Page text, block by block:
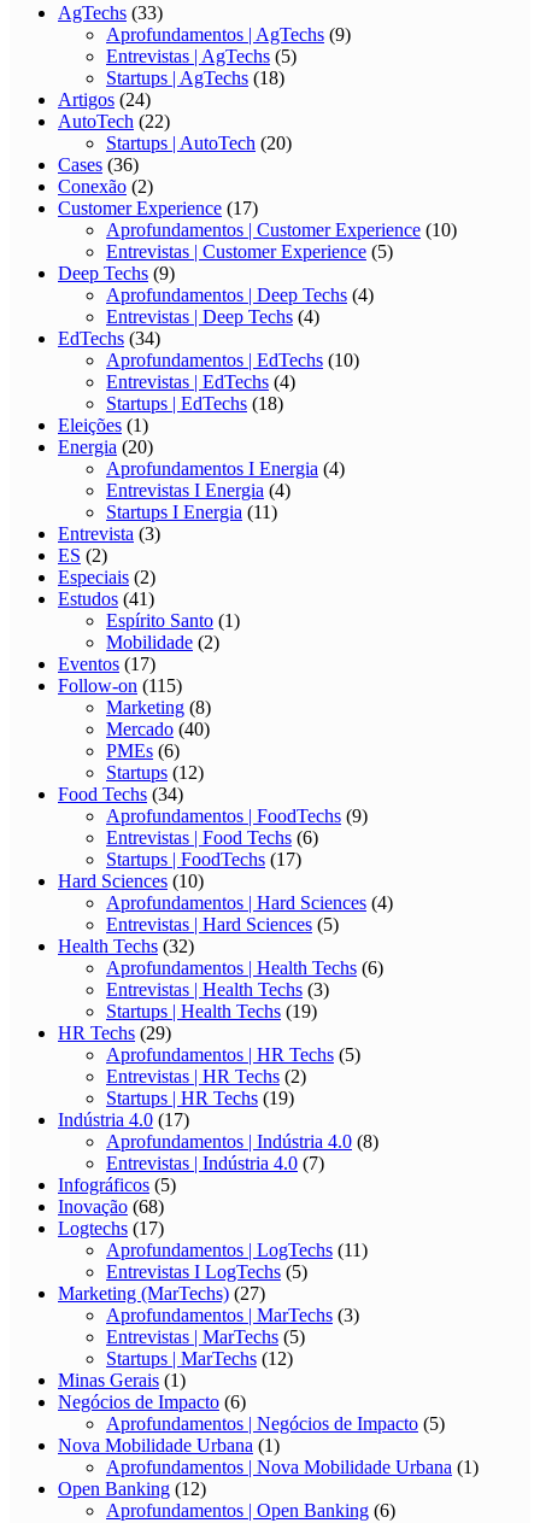
AgTechs (33)
Aprofundamentos | AgTechs (9)
Entrevistas | AgTechs (5)
Startups | AgTechs (18)
Artigos (24)
AutoTech (22)
Startups | AutoTech (20)
Cases (36)
Conexão (2)
Customer Experience (17)
Aprofundamentos | Customer Experience (10)
Entrevistas | Customer Experience (5)
Deep Techs (9)
Aprofundamentos | Deep Techs (4)
Entrevistas | Deep Techs (4)
EdTechs (34)
Aprofundamentos | EdTechs (10)
Entrevistas | EdTechs (4)
Startups | EdTechs (18)
Eleições (1)
Energia (20)
Aprofundamentos I Energia (4)
Entrevistas I Energia (4)
Startups I Energia (11)
Entrevista (3)
ES (2)
Especiais (2)
Estudos (41)
Espírito Santo (1)
Mobilidade (2)
Eventos (17)
Follow-on (115)
Marketing (8)
Mercado (40)
PMEs (6)
Startups (12)
Food Techs (34)
Aprofundamentos | FoodTechs (9)
Entrevistas | Food Techs (6)
Startups | FoodTechs (17)
Hard Sciences (10)
Aprofundamentos | Hard Sciences (4)
Entrevistas | Hard Sciences (5)
Health Techs (32)
Aprofundamentos | Health Techs (6)
Entrevistas | Health Techs (3)
Startups | Health Techs (19)
HR Techs (29)
Aprofundamentos | HR Techs (5)
Entrevistas | HR Techs (2)
Startups | HR Techs (19)
Indústria 4.0 (17)
Aprofundamentos | Indústria 4.0 (8)
Entrevistas | Indústria 4.0 (7)
Infográficos (5)
Inovação (68)
Logtechs (17)
Aprofundamentos | LogTechs (11)
Entrevistas I LogTechs (5)
Marketing (MarTechs) (27)
Aprofundamentos | MarTechs (3)
Entrevistas | MarTechs (5)
Startups | MarTechs (12)
Minas Gerais (1)
Negócios de Impacto (6)
Aprofundamentos | Negócios de Impacto (5)
Nova Mobilidade Urbana (1)
Aprofundamentos | Nova Mobilidade Urbana (1)
Open Banking (12)
Aprofundamentos | Open Banking (6)